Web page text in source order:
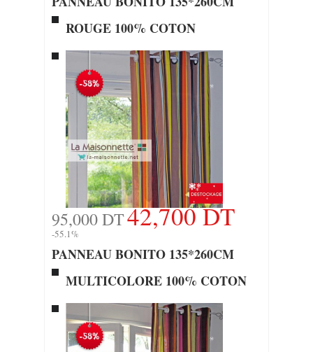
ROUGE 100% COTON
95,000 DT42,700 DT
-55.1%
PANNEAU BONITO 135*260CM
MULTICOLORE 100% COTON